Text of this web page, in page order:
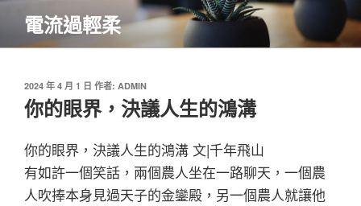
主
電流過輕柔
發
佈
於
2024 年 4 月 1 日 作者: ADMIN
你的眼界，決議人生的鴻溝
你的眼界，決議人生的鴻溝 文|千年飛山
有如許一個笑話，兩個農人坐在一路聊天，一個農
人吹捧本身見過天子的金鑾殿，另一個農人就讓他